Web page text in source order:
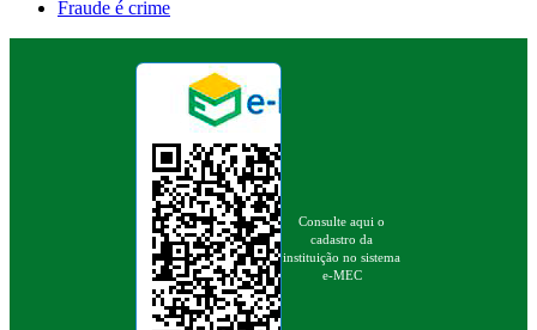
Fraude é crime
Consulte aqui o
cadastro da
instituição no sistema
e-MEC